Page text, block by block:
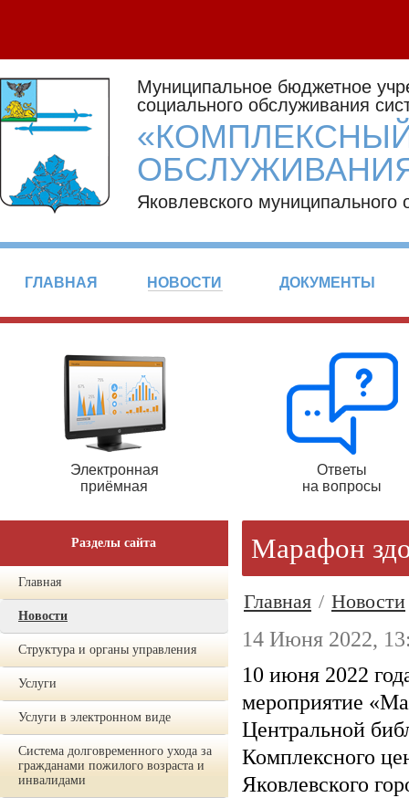
Муниципальное бюджетное
социального обслуживания
Яковлевского муниципального
ГЛАВНАЯ НОВОСТИ ДОКУМЕНТЫ
Электронная
приёмная
Ответы
на вопросы
Разделы сайта
Главная
Новости
Структура и органы управления
Услуги
Услуги в электронном виде
Система долговременного ухода за
гражданами пожилого возраста и
инвалидами
Марафон
Главная / Новости
14 Июня 2022,
10 июня 2022
мероприятие
Центральной
Комплексного
Яковлевского